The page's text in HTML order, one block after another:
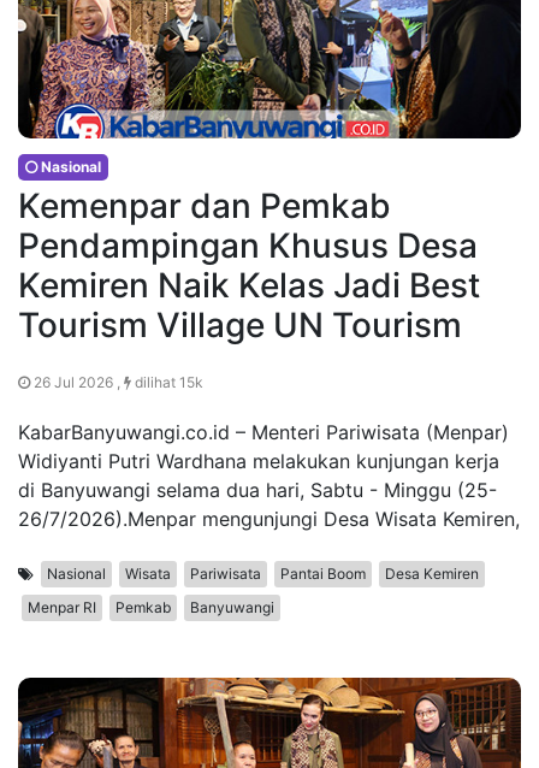
Nasional
Kemenpar dan Pemkab
Pendampingan Khusus Desa
Kemiren Naik Kelas Jadi Best
Tourism Village UN Tourism
26 Jul 2026 , dilihat 15k
KabarBanyuwangi.co.id – Menteri Pariwisata (Menpar)
Widiyanti Putri Wardhana melakukan kunjungan kerja
di Banyuwangi selama dua hari, Sabtu - Minggu (25-
26/7/2026).Menpar mengunjungi Desa Wisata Kemiren,
Nasional Wisata Pariwisata Pantai Boom
Desa Kemiren
Menpar RI
Pemkab Banyuwangi